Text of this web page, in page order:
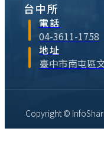
台中所
電話
04-3611-1758
地址
臺中市南屯區
Copyright ©